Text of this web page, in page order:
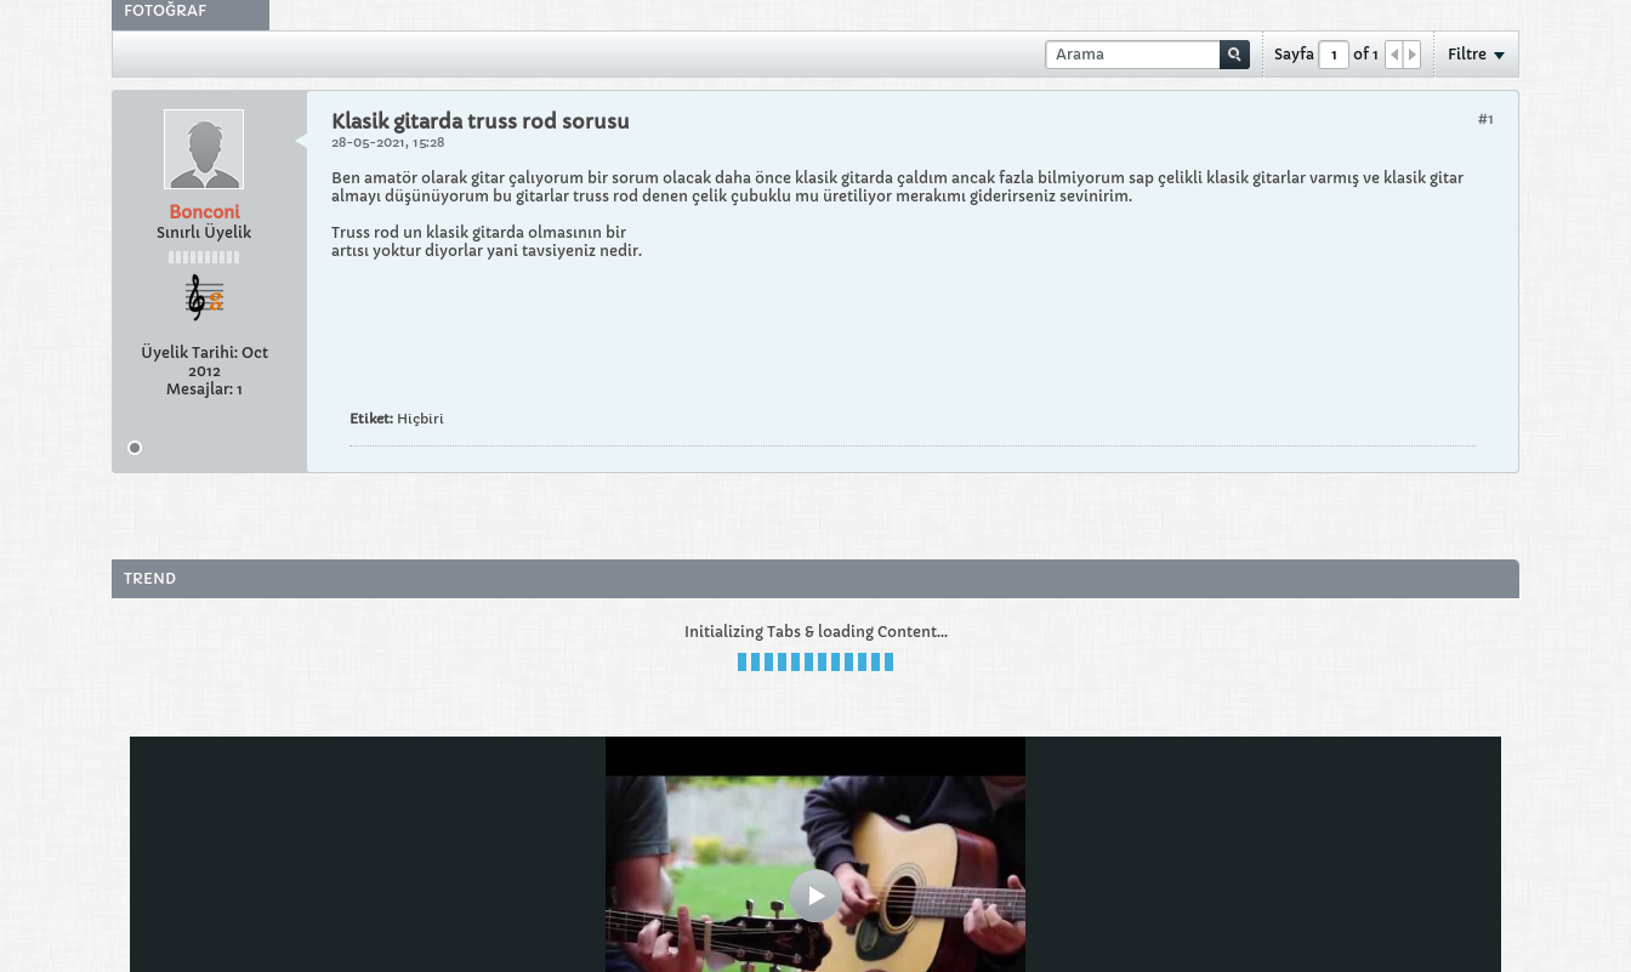
FOTOĞRAF
Sayfa of1 Filtre
Bonconi
Sınırlı Üyelik
Üyelik Tarihi: Oct
2012
Mesajlar: 1
#1
Klasik gitarda truss rod sorusu
28-05-2021, 15:28
Ben amatör olarak gitar çalıyorum bir sorum olacak daha önce klasik gitarda çaldım ancak fazla bilmiyorum sap çelikli klasik gitarlar varmış ve klasik gitar
almayı düşünüyorum bu gitarlar truss rod denen çelik çubuklu mu üretiliyor merakımı giderirseniz sevinirim.
Truss rod un klasik gitarda olmasının bir
​​​​artısı yoktur diyorlar yani tavsiyeniz nedir.
Etiket: Hiçbiri
TREND
Initializing Tabs & loading Content...